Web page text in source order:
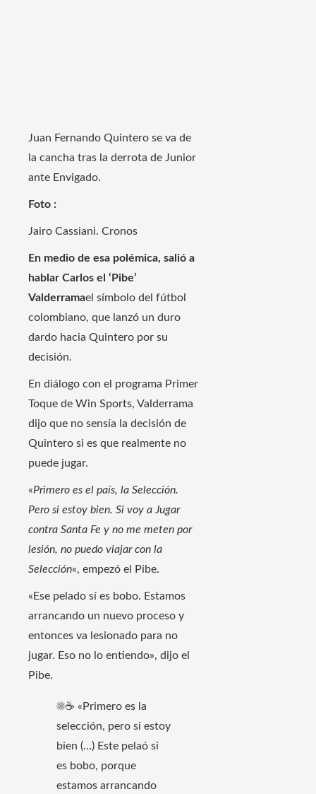
Juan Fernando Quintero se va de
la cancha tras la derrota de Junior
ante Envigado.
Foto :
Jairo Cassiani. Cronos
En medio de esa polémica, salió a
hablar Carlos el ‘Pibe’
Valderramael símbolo del fútbol
colombiano, que lanzó un duro
dardo hacia Quintero por su
decisión.
En diálogo con el programa Primer
Toque de Win Sports, Valderrama
dijo que no sensía la decisión de
Quintero si es que realmente no
puede jugar.
«Primero es el país, la Selección.
Pero si estoy bien. Si voy a Jugar
contra Santa Fe y no me meten por
lesión, no puedo viajar con la
Selección«, empezó el Pibe.
«Ese pelado sí es bobo. Estamos
arrancando un nuevo proceso y
entonces va lesionado para no
jugar. Eso no lo entiendo», dijo el
Pibe.
☀☕ «Primero es la
selección, pero si estoy
bien (…) Este pelaó si
es bobo, porque
estamos arrancando